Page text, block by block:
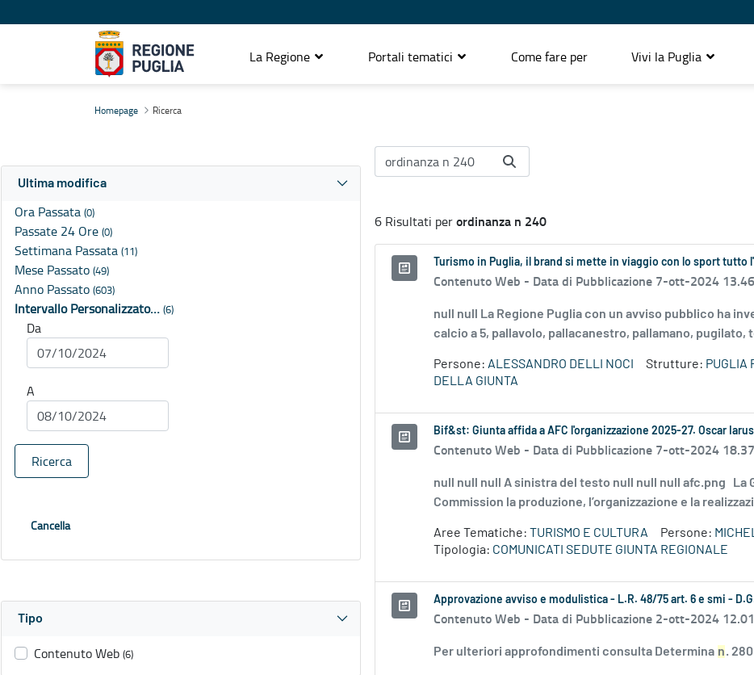
La Regione Portali tematici Come fare per Vivi la Puglia
Homepage Ricerca
Ultima modifica
Ora Passata (0)
Passate 24 Ore (0)
Settimana Passata (11)
Mese Passato (49)
Anno Passato (603)
Intervallo Personalizzato… (6)
Da
A
Ricerca
Cancella
Tipo
Contenuto Web (6)
6 Risultati perordinanza n 240
Turismo in Puglia, il brand si mette in viaggio con lo sport tutto
Contenuto Web - Data di Pubblicazione 7-ott-2024 13.46
null null La Regione Puglia con un avviso pubblico ha
calcio a 5, pallavolo, pallacanestro, pallamano, pugilato,
Persone: ALESSANDRO DELLI NOCI Strutture: PUGLIA
DELLA GIUNTA
Bif&st: Giunta affida a AFC l'organizzazione 2025-27. Oscar
Contenuto Web - Data di Pubblicazione 7-ott-2024 18.37
null null null A sinistra del testo null null null afc.png La
Commission la produzione, l’organizzazione e la
Aree Tematiche: TURISMO E CULTURA Persone:
Tipologia: COMUNICATI SEDUTE GIUNTA REGIONALE
Approvazione avviso e modulistica - L.R. 48/75 art. 6 e smi -
Contenuto Web - Data di Pubblicazione 2-ott-2024 12.01
Per ulteriori approfondimenti consulta Determina n.